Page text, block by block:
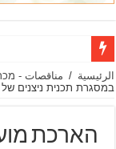
الرئيسية / مناقصات -
במסגרת תכנית ניצנים
הארכת